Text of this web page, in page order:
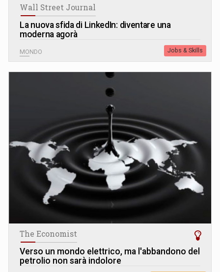
Wall Street Journal
La nuova sfida di LinkedIn: diventare una
moderna agorà
MONDO Jobs & Skills
The Economist
Verso un mondo elettrico, ma l'abbandono del
petrolio non sarà indolore